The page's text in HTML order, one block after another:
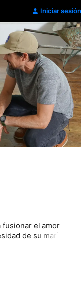
Iniciar sesión
fusionar el amor
de su marido